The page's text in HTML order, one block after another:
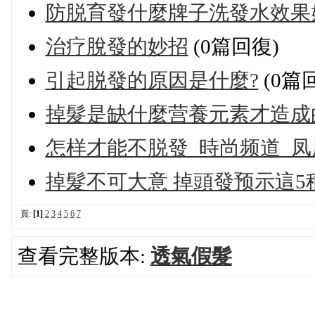
防脱育發什麼牌子洗發水效
治疗脫發的妙招 (0篇回復)
引起脱發的原因是什麼? (0篇
掉髮是缺什麼营養元素才造成
怎样才能不脱發_時尚频道_
掉髮不可大意 掉頭發预示這5
頁: [1] 2 3 4 5 6 7
查看完整版本: 透氣假髮